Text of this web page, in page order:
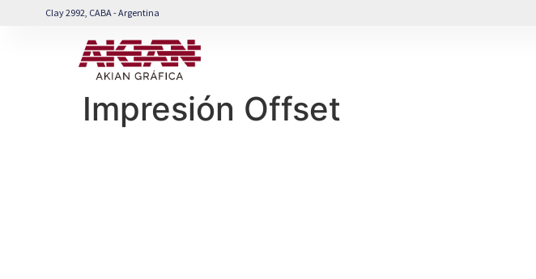
Clay 2992, CABA - Argentina
Impresión Offset